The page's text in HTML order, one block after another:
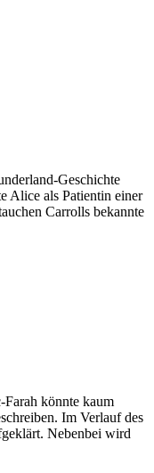
Geschichte
Alice als Patientin einer
Carrolls bekannte
Farah könnte kaum
Im Verlauf des
Nebenbei wird